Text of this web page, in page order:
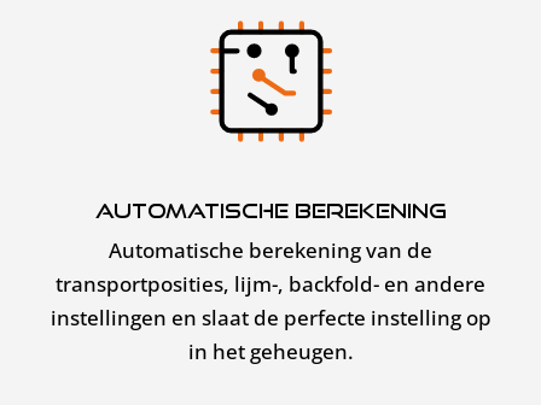
Automatische berekening
Automatische berekening van de
transportposities, lijm-, backfold- en andere
instellingen en slaat de perfecte instelling op
in het geheugen.